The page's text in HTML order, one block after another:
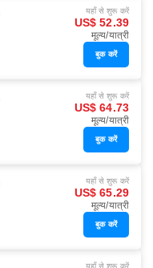
यहाँ से शुरू करें
US$ 52.39
मूल्य/यात्री
बुक करें
यहाँ से शुरू करें
US$ 64.73
मूल्य/यात्री
बुक करें
यहाँ से शुरू करें
US$ 65.29
मूल्य/यात्री
बुक करें
यहाँ से शुरू करें